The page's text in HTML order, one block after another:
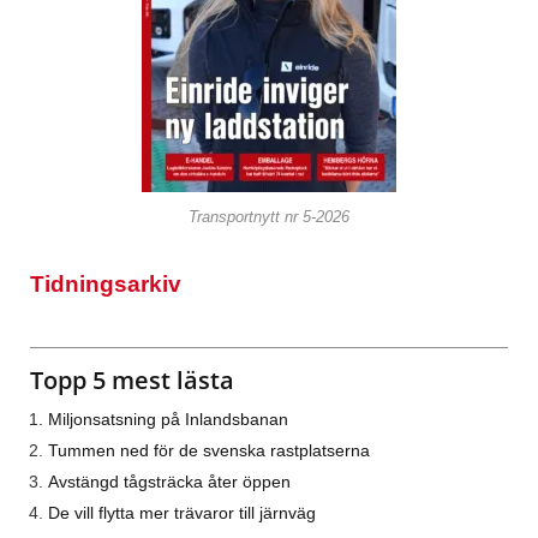
Transportnytt nr 5-2026
Tidningsarkiv
Topp 5 mest lästa
Miljonsatsning på Inlandsbanan
Tummen ned för de svenska rastplatserna
Avstängd tågsträcka åter öppen
De vill flytta mer trävaror till järnväg